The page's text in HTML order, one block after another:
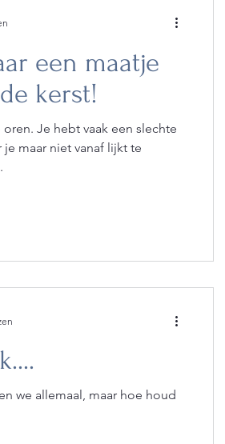
een maatje
kerst!
slechte
maar niet vanaf lijkt te
we allemaal, maar hoe houd